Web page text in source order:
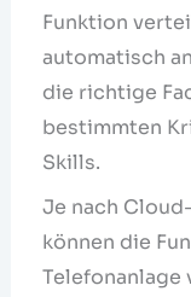
Funktion
automatisch
die richtige
bestimmten
Skills.
Je nach
können die
Telefonanlage